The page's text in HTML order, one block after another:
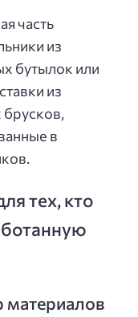
часть
из
бутылок или
из
брусков,
в
тех, кто
материалов